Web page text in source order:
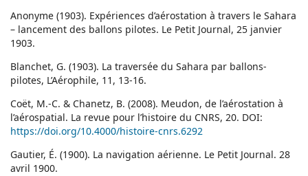
Anonyme (1903). Expériences d’aérostation à travers le Sahara
– lancement des ballons pilotes. Le Petit Journal, 25 janvier
1903.
Blanchet, G. (1903). La traversée du Sahara par ballons-
pilotes, L’Aérophile, 11, 13-16.
Coët, M.-C. & Chanetz, B. (2008). Meudon, de l’aérostation à
l’aérospatial. La revue pour l’histoire du CNRS, 20. DOI:
https://doi.org/10.4000/histoire-cnrs.6292
Gautier, É. (1900). La navigation aérienne. Le Petit Journal. 28
avril 1900.